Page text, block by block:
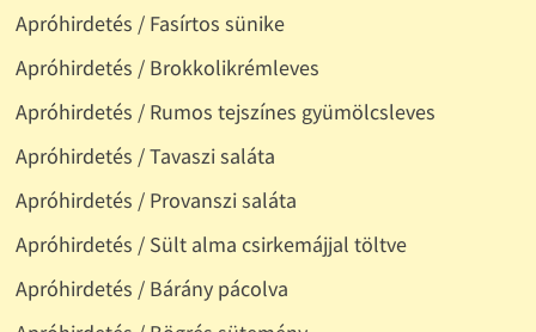
Apróhirdetés / Fasírtos sünike
Apróhirdetés / Brokkolikrémleves
Apróhirdetés / Rumos tejszínes gyümölcsleves
Apróhirdetés / Tavaszi saláta
Apróhirdetés / Provanszi saláta
Apróhirdetés / Sült alma csirkemájjal töltve
Apróhirdetés / Bárány pácolva